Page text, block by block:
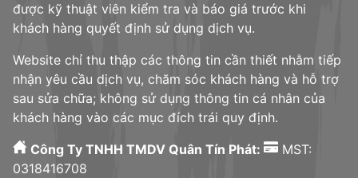
được kỹ thuật viên kiểm tra và báo giá trước khi
khách hàng quyết định sử dụng dịch vụ.
Website chỉ thu thập các thông tin cần thiết nhằm tiếp
nhận yêu cầu dịch vụ, chăm sóc khách hàng và hỗ trợ
sau sửa chữa; không sử dụng thông tin cá nhân của
khách hàng vào các mục đích trái quy định.
Công Ty TNHH TMDV Quân Tín Phát:
MST:
0318416708